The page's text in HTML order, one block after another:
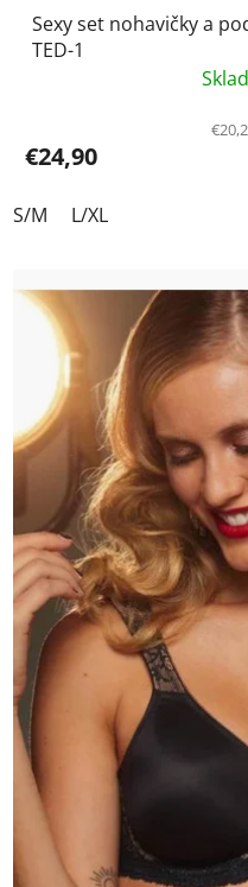
Sexy set nohavičky a
TED-1
€24,90
S/M L/XL